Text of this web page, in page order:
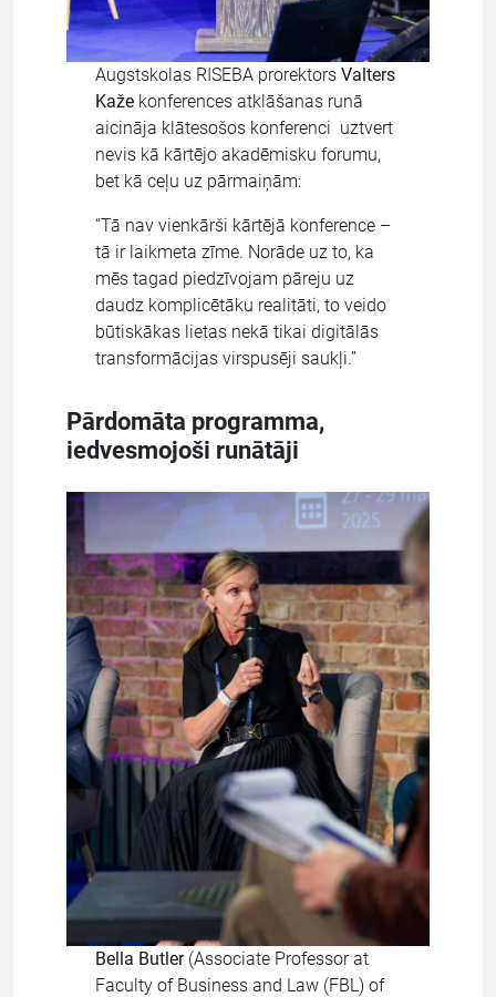
Augstskolas RISEBA prorektorsValters
Kaže konferences atklāšanas runā
aicināja klātesošos konferenci uztvert
nevis kā kārtējo akadēmisku forumu,
bet kā ceļu uz pārmaiņām:
“Tā nav vienkārši kārtējā konference –
tā ir laikmeta zīme. Norāde uz to, ka
mēs tagad piedzīvojam pāreju uz
daudz komplicētāku realitāti, to veido
būtiskākas lietas nekā tikai digitālās
transformācijas virspusēji saukļi.”
Pārdomāta programma,
iedvesmojoši runātāji
Bella Butler (Associate Professor at
Faculty of Business and Law (FBL) of